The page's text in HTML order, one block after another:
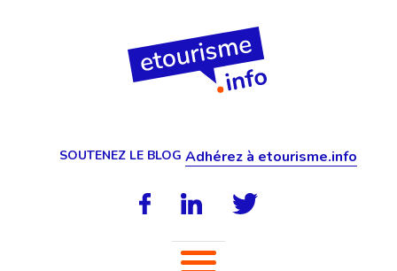
SOUTENEZ LE BLOG Adhérez à etourisme.info